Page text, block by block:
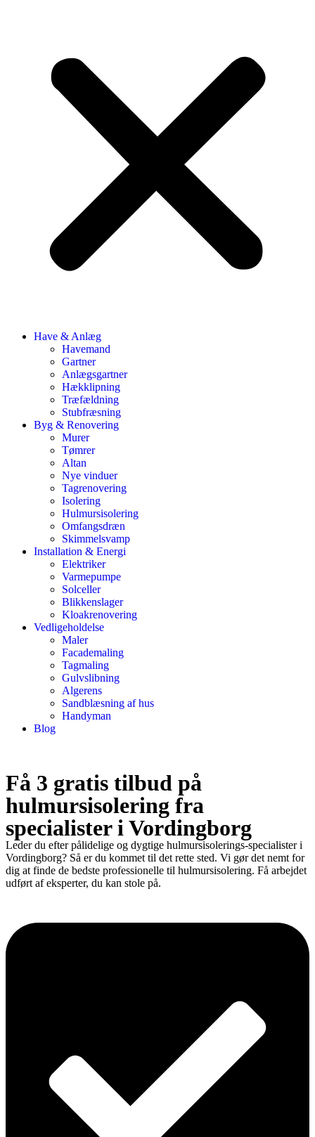
Have & Anlæg
Havemand
Gartner
Anlægsgartner
Hækklipning
Træfældning
Stubfræsning
Byg & Renovering
Murer
Tømrer
Altan
Nye vinduer
Tagrenovering
Isolering
Hulmursisolering
Omfangsdræn
Skimmelsvamp
Installation & Energi
Elektriker
Varmepumpe
Solceller
Blikkenslager
Kloakrenovering
Vedligeholdelse
Maler
Facademaling
Tagmaling
Gulvslibning
Algerens
Sandblæsning af hus
Handyman
Blog
Få 3 gratis tilbud på
hulmursisolering fra
specialister i Vordingborg
Leder du efter pålidelige og dygtige hulmursisolerings-specialister i
Vordingborg? Så er du kommet til det rette sted. Vi gør det nemt for
dig at finde de bedste professionelle til hulmursisolering. Få arbejdet
udført af eksperter, du kan stole på.